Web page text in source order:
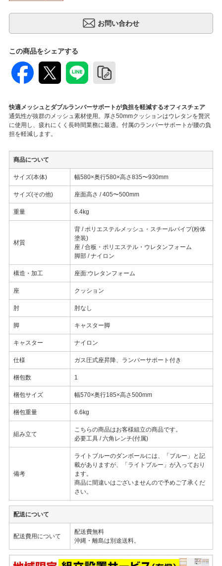
この商品をシェアする
快適メッシュとダブルランバーサポートが負担を軽減するオフィスチェア
通気性が抜群のメッシュ素材使用。厚さ50mmクッションはウレタンを贅沢
に使用し、疲れにくく長時間業務に最適。付属のランバーサポートが腰の負
担を軽減します。
商品について
サイズ(本体) 幅580×奥行580×高さ835〜930mm
サイズ(その他) 座面高さ / 405〜500mm
重量 6.4kg
材質
背 / ポリエステルメッシュ・スチールパイプ(粉体
塗装)
座 / 合板・ポリエステル・ウレタンフォーム
脚部 / ナイロン
構造・加工 座面:ウレタンフォーム
座 クッション
肘 肘なし
脚 キャスター脚
キャスター ナイロン
仕様 ガス圧式座昇降、ランバーサポート付き
梱包数 1
梱包サイズ 幅570×奥行185×高さ500mm
梱包重量 6.6kg
組み立て
こちらの商品はお客様組立の商品です。
必要工具 / 六角レンチ(付属)
備考
ライトブルーのダンボールには、「ブルー」と記
載がありますが、「ライトブルー」が入っており
ます。
商品に間違いはございませんので予めご了承くだ
さい。
配送について
配送費用について
配送費無料
沖縄・離島は別途送料。